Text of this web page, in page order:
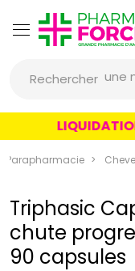
Rechercher
un
une
Parapharmacie
Triphasic
chute
90 capsules